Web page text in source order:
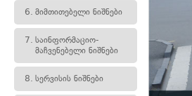
6. მიმთითებელი ნიშნები
7. საინფორმაციო-
მაჩვენებელი ნიშნები
8. სერვისის ნიშნები